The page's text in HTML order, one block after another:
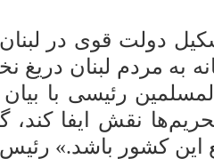
دولت قوی در
مردم لبنان دریغ
رئیسی با بیان
نقش ایفا
این کشور باشد.»